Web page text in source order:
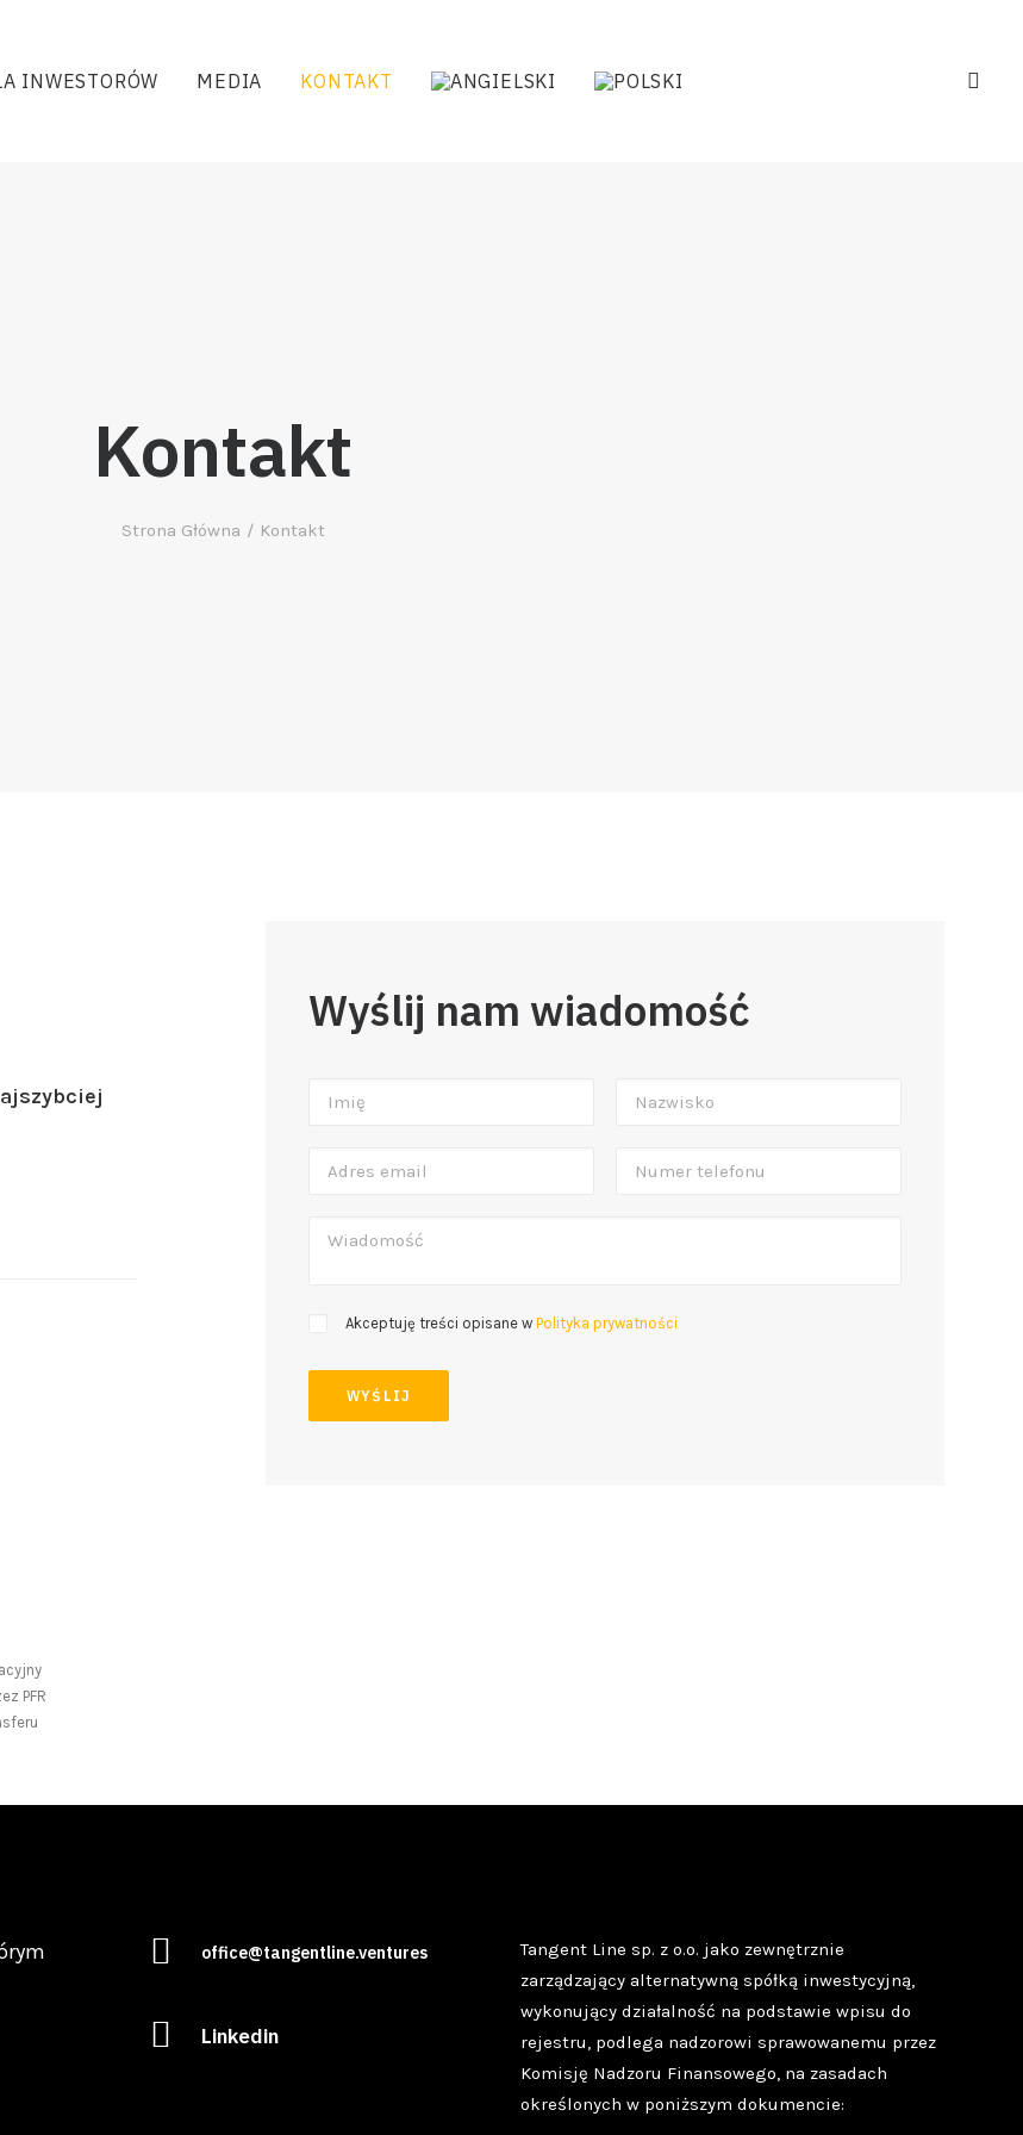
INWESTORÓW MEDIA KONTAKT
Kontakt
Strona Główna Kontakt
Wyślij nam wiadomość
Akceptuję treści opisane wPolityka prywatności
PFR
office@tangentline.ventures
Linkedin
Tangent Line sp. z o.o. jako zewnętrznie
zarządzający alternatywną spółką inwestycyjną,
wykonujący działalność na podstawie wpisu do
rejestru, podlega nadzorowi sprawowanemu przez
Komisję Nadzoru Finansowego, na zasadach
określonych w poniższym dokumencie: